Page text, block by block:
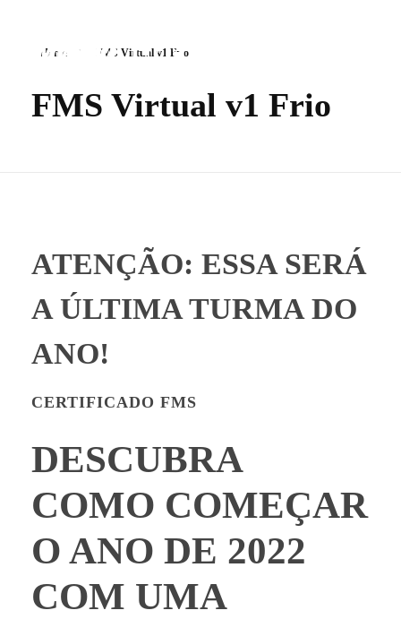
Home FMS Virtual v1 Frio
FMS Virtual v1 Frio
ATENÇÃO: ESSA SERÁ
A ÚLTIMA TURMA DO
ANO!
CERTIFICADO FMS
DESCUBRA
COMO COMEÇAR
O ANO DE 2022
COM UMA